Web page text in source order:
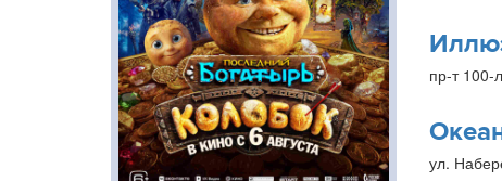
пр-т 100-
ул.